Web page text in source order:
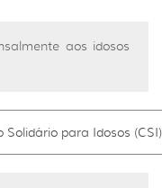
aos idosos
para Idosos